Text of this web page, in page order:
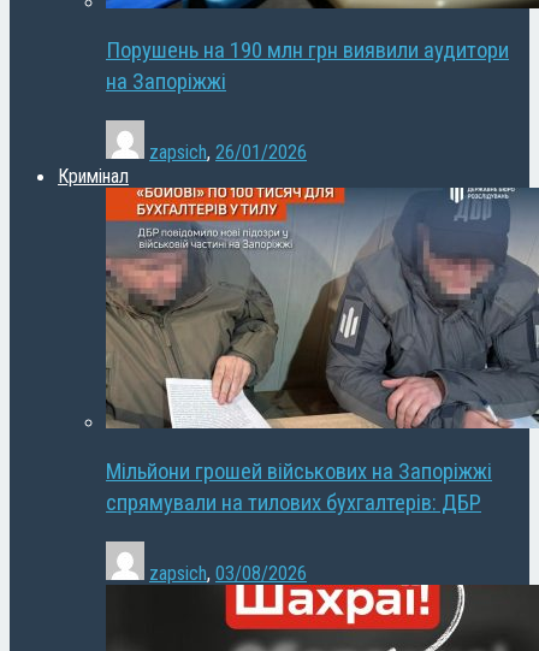
Порушень на 190 млн грн виявили аудитори
на Запоріжжі
zapsich, 26/01/2026
Кримінал
Мільйони грошей військових на Запоріжжі
спрямували на тилових бухгалтерів: ДБР
zapsich, 03/08/2026